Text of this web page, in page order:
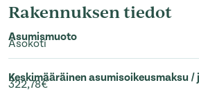
Rakennuksen tiedot
Asumismuoto
Asokoti
Keskimääräinen asumisoikeusmaksu /
322,78€